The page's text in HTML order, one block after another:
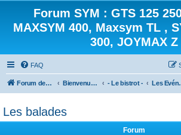
Forum SYM : GTS 125
MAXSYM 400, Maxsym TL ,
300, JOYMAX Z
FAQ
Forum des scooters SYM - GTS -MAXSYM - CRUISYM - JOYMAX - Maxsym TL Bienvenue sur le forum des scooters de la gamme SYM - Le bistrot - Les
Les balades
Forum